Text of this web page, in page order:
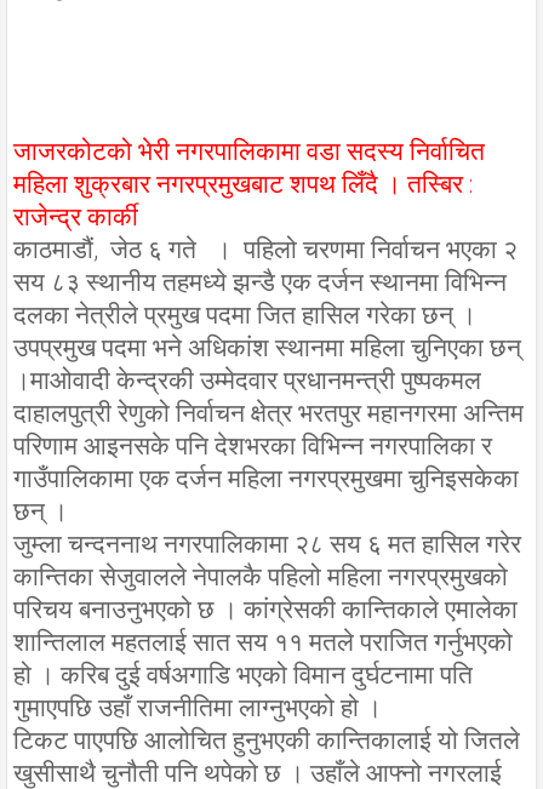
जाजरकोटको भेरी नगरपालिकामा वडा सदस्य निर्वाचित
महिला शुक्रबार नगरप्रमुखबाट शपथ लिँदै । तस्बिर :
राजेन्द्र कार्की
काठमाडौं, जेठ ६ गते । पहिलो चरणमा निर्वाचन भएका २
सय ८३ स्थानीय तहमध्ये झन्डै एक दर्जन स्थानमा विभिन्न
दलका नेत्रीले प्रमुख पदमा जित हासिल गरेका छन् ।
उपप्रमुख पदमा भने अधिकांश स्थानमा महिला चुनिएका छन्
।माओवादी केन्द्रकी उम्मेदवार प्रधानमन्त्री पुष्पकमल
दाहालपुत्री रेणुको निर्वाचन क्षेत्र भरतपुर महानगरमा अन्तिम
परिणाम आइनसके पनि देशभरका विभिन्न नगरपालिका र
गाउँपालिकामा एक दर्जन महिला नगरप्रमुखमा चुनिइसकेका
छन् ।
जुम्ला चन्दननाथ नगरपालिकामा २८ सय ६ मत हासिल गरेर
कान्तिका सेजुवालले नेपालकै पहिलो महिला नगरप्रमुखको
परिचय बनाउनुभएको छ । कांग्रेसकी कान्तिकाले एमालेका
शान्तिलाल महतलाई सात सय ११ मतले पराजित गर्नुभएको
हो । करिब दुई वर्षअगाडि भएको विमान दुर्घटनामा पति
गुमाएपछि उहाँ राजनीतिमा लाग्नुभएको हो ।
टिकट पाएपछि आलोचित हुनुभएकी कान्तिकालाई यो जितले
खुसीसाथै चुनौती पनि थपेको छ । उहाँले आफ्नो नगरलाई